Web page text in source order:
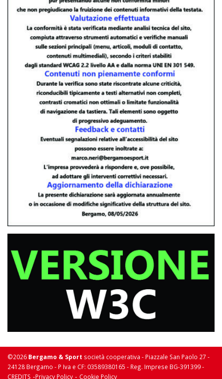
©2026 Bergamo & Sport società cooperativa - Piazzale San Paolo 27 -
24128 Bergamo - P Iva e CF: 03589380165 - Reg. Imprese BG-391399 -
CREDITS -Privacy Policy - Cookie Policy